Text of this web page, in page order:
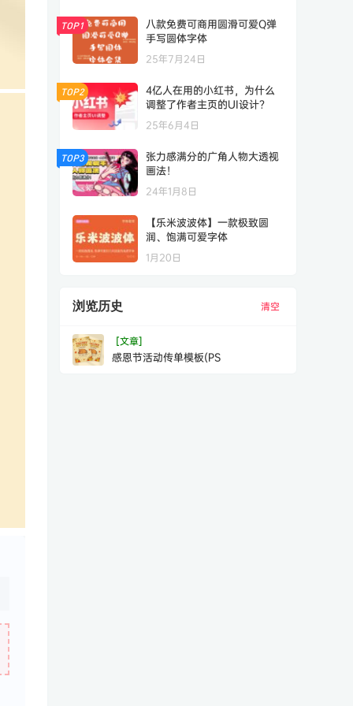
TOP1
八款免费可商用圆滑可爱Q弹
手写圆体字体
25年7月24日
TOP2
4亿人在用的小红书，为什么
调整了作者主页的UI设计？
25年6月4日
TOP3
张力感满分的广角人物大透视
画法！
24年1月8日
【乐米波波体】一款极致圆
润、饱满可爱字体
1月20日
浏览历史 清空
[文章]
感恩节活动传单模板(PS